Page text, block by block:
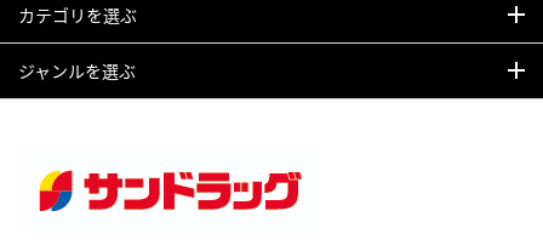
カテゴリを選ぶ
ジャンルを選ぶ